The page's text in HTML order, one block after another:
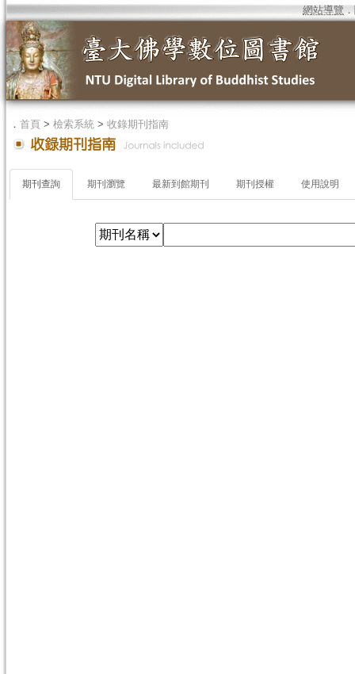
網站導覽 ．
． 首頁 > 檢索系統 > 收錄期刊指南
期刊查詢 期刊瀏覽 最新到館期刊 期刊授權 使用說明